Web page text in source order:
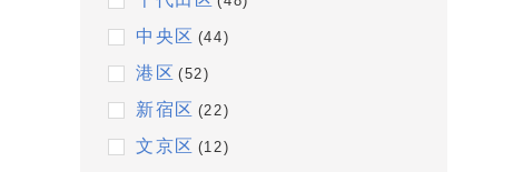
中央区 (44)
港区 (52)
新宿区 (22)
文京区 (12)